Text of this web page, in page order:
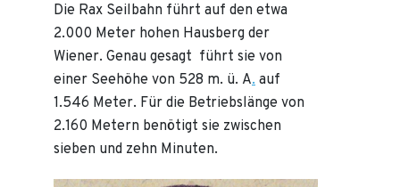
Die Rax Seilbahn führt auf den etwa
2.000 Meter hohen Hausberg der
Wiener. Genau gesagt führt sie von
einer Seehöhe von 528 m. ü. A. auf
1.546 Meter. Für die Betriebslänge von
2.160 Metern benötigt sie zwischen
sieben und zehn Minuten.